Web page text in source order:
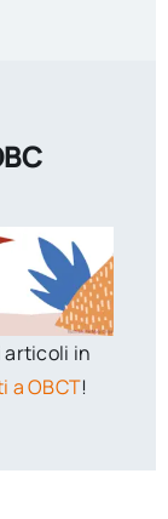
articoli in
a OBCT!